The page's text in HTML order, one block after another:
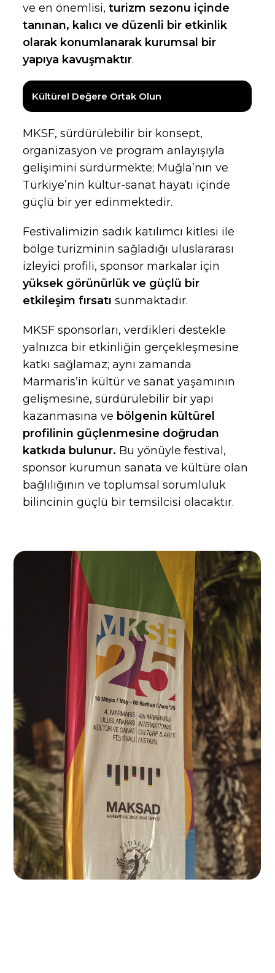
ve en önemlisi, turizm sezonu içinde
tanınan, kalıcı ve düzenli bir etkinlik
olarak konumlanarak kurumsal bir
yapıya kavuşmaktır.
Kültürel Değere Ortak Olun
MKSF, sürdürülebilir bir konsept,
organizasyon ve program anlayışıyla
gelişimini sürdürmekte; Muğla’nın ve
Türkiye’nin kültür-sanat hayatı içinde
güçlü bir yer edinmektedir.
Festivalimizin sadık katılımcı kitlesi ile
bölge turizminin sağladığı uluslararası
izleyici profili, sponsor markalar için
yüksek görünürlük ve güçlü bir
etkileşim fırsatı sunmaktadır.
MKSF sponsorları, verdikleri destekle
yalnızca bir etkinliğin gerçekleşmesine
katkı sağlamaz; aynı zamanda
Marmaris’in kültür ve sanat yaşamının
gelişmesine, sürdürülebilir bir yapı
kazanmasına ve bölgenin kültürel
profilinin güçlenmesine doğrudan
katkıda bulunur. Bu yönüyle festival,
sponsor kurumun sanata ve kültüre olan
bağlılığının ve toplumsal sorumluluk
bilincinin güçlü bir temsilcisi olacaktır.